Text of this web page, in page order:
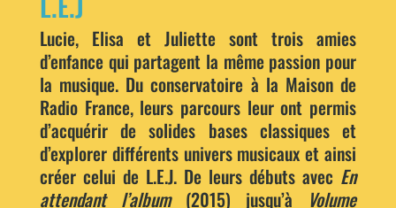
Lucie, Elisa et Juliette sont trois amies
d’enfance qui partagent la même passion pour
la musique. Du conservatoire à la Maison de
Radio France, leurs parcours leur ont permis
d’acquérir de solides bases classiques et
d’explorer différents univers musicaux et ainsi
créer celui de L.E.J. De leurs débuts avec En
attendant l’album(2015) jusqu’à Volume